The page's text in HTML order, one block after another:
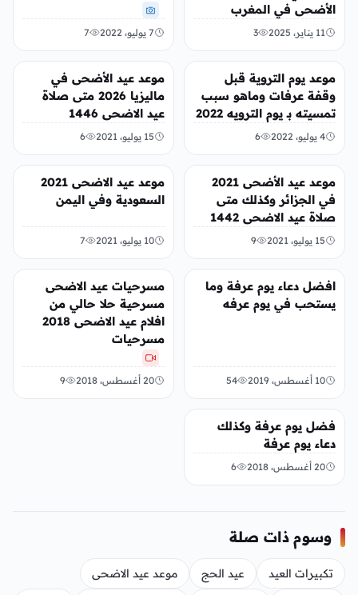
الأضحى في المغرب
11 يناير، 2025 3 7 يوليو، 2022 7
موعد يوم التروية قبل
وقفة عرفات وماهو سبب
تمسيته بـ يوم الترويه 2022
4 يوليو، 2022 6
موعد عيد الأضحى في
ماليزيا 2026 متى صلاة
عيد الاضحى 1446
15 يوليو، 2021 6
موعد عيد الأضحى 2021
في الجزائر وكذلك متى
صلاة عيد الاضحى 1442
15 يوليو، 2021 9
موعد عيد الاضحى 2021
السعودية وفي اليمن
10 يوليو، 2021 7
منوعات
افضل دعاء يوم عرفة وما
يستحب في يوم عرفه
10 أغسطس، 2019 54
مسرحيات عيد الاضحى
مسرحية حلا حالي من
افلام عيد الاضحى 2018
مسرحيات
20 أغسطس، 2018 9
منوعات
فضل يوم عرفة وكذلك
دعاء يوم عرفة
20 أغسطس، 2018 6
وسوم ذات صلة
تكبيرات العيد عيد الحج موعد عيد الاضحى